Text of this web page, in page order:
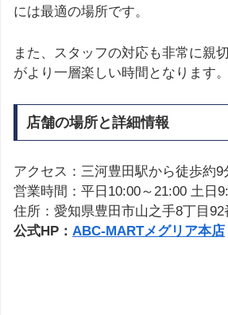
には最適の場所です。
また、スタッフの対応も非常に親
がより一層楽しい時間となります。
店舗の場所と詳細情報
アクセス：三河豊田駅から徒歩約9
営業時間：平日10:00～21:00 土日
住所：愛知県豊田市山之手8丁目92
公式HP： ABC-MARTメグリア本店